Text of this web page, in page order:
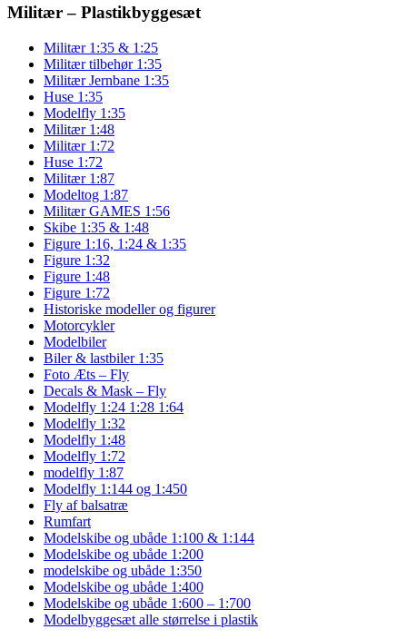
Militær – Plastikbyggesæt
Militær 1:35 & 1:25
Militær tilbehør 1:35
Militær Jernbane 1:35
Huse 1:35
Modelfly 1:35
Militær 1:48
Militær 1:72
Huse 1:72
Militær 1:87
Modeltog 1:87
Militær GAMES 1:56
Skibe 1:35 & 1:48
Figure 1:16, 1:24 & 1:35
Figure 1:32
Figure 1:48
Figure 1:72
Historiske modeller og figurer
Motorcykler
Modelbiler
Biler & lastbiler 1:35
Foto Æts – Fly
Decals & Mask – Fly
Modelfly 1:24 1:28 1:64
Modelfly 1:32
Modelfly 1:48
Modelfly 1:72
modelfly 1:87
Modelfly 1:144 og 1:450
Fly af balsatræ
Rumfart
Modelskibe og ubåde 1:100 & 1:144
Modelskibe og ubåde 1:200
modelskibe og ubåde 1:350
Modelskibe og ubåde 1:400
Modelskibe og ubåde 1:600 – 1:700
Modelbyggesæt alle størrelse i plastik